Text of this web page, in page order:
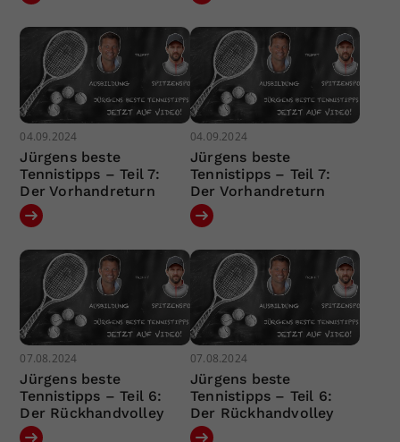
04.09.2024
Jürgens beste
Tennistipps – Teil 7:
Der Vorhandreturn
04.09.2024
Jürgens beste
Tennistipps – Teil 7:
Der Vorhandreturn
07.08.2024
Jürgens beste
Tennistipps – Teil 6:
Der Rückhandvolley
07.08.2024
Jürgens beste
Tennistipps – Teil 6:
Der Rückhandvolley